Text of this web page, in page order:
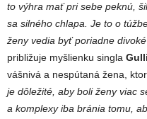
to výhra mať pri sebe peknú,
sa silného chlapa. Je to o
ženy vedia byť poriadne
približuje myšlienku singla
vášnivá a nespútaná žena,
je dôležité, aby boli ženy viac
a komplexy iba bránia tomu,